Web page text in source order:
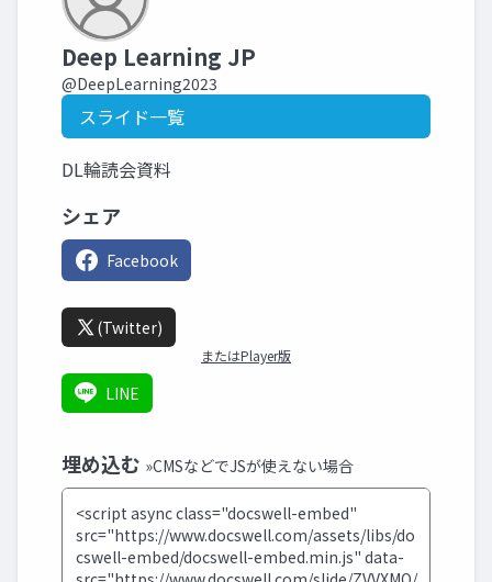
Deep Learning JP
@DeepLearning2023
スライド一覧
DL輪読会資料
シェア
Facebook
(Twitter)
またはPlayer版
LINE
埋め込む »CMSなどでJSが使えない場合